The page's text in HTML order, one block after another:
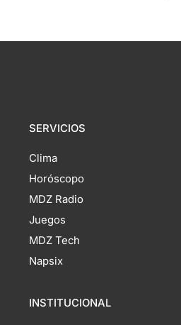
SERVICIOS
Clima
Horóscopo
MDZ Radio
Juegos
MDZ Tech
Napsix
INSTITUCIONAL